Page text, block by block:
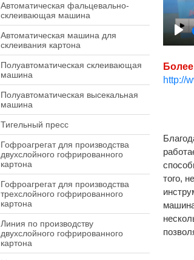
http://
того,
Автоматическая фальцевально-
склеивающая машина
Автоматическая машина для
склеивания картона
Полуавтоматическая склеивающая
машина
Полуавтоматическая высекальная
машина
Тигельный пресс
Гофроагрегат для производства
двухслойного гофрированного
картона
Гофроагрегат для производства
трехслойного гофрированного
картона
Линия по производству
двухслойного гофрированного
картона